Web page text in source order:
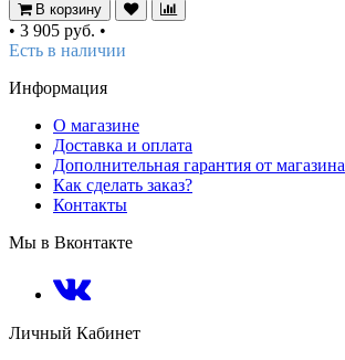
В корзину
• 3 905 руб. •
Есть в наличии
Информация
О магазине
Доставка и оплата
Дополнительная гарантия от магазина
Как сделать заказ?
Контакты
Мы в Вконтакте
Личный Кабинет